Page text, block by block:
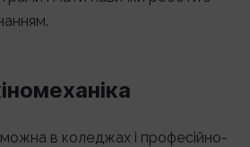
в коледжах і професійно-